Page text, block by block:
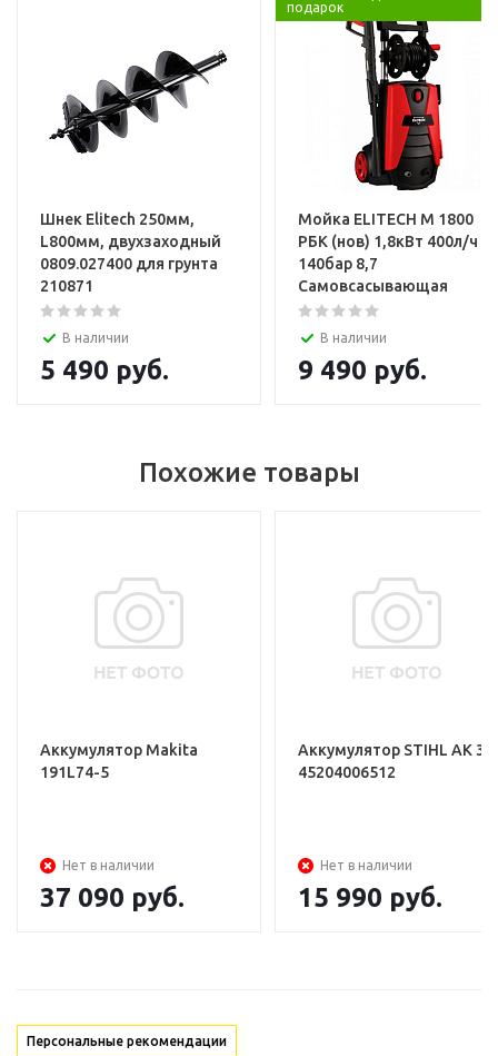
Установка и настройка техники
Шнек Elitech 250мм,
L800мм, двухзаходный
0809.027400 для грунта
210871
В наличии
5 490 руб.
подарок
Мойка ELITECH М 1800
РБК (нов) 1,8кВт 400л/ч
140бар 8,7
Самовсасывающая
В наличии
9 490 руб.
Похожие товары
Аккумулятор Makita
191L74-5
Нет в наличии
37 090 руб.
Аккумулятор STIHL АK 30
45204006512
Нет в наличии
15 990 руб.
Персональные рекомендации